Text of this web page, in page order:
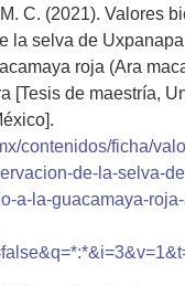
C. (2021). Valores
la selva de
roja (Ara
[Tesis de maestría,
contenidos/ficha/
de-la-selva-
a-la-guacamaya-